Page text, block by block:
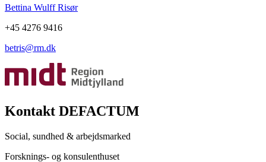
Bettina Wulff Risør
+45 4276 9416
betris@rm.dk
Kontakt DEFACTUM
Social, sundhed & arbejdsmarked
Forsknings- og konsulenthuset